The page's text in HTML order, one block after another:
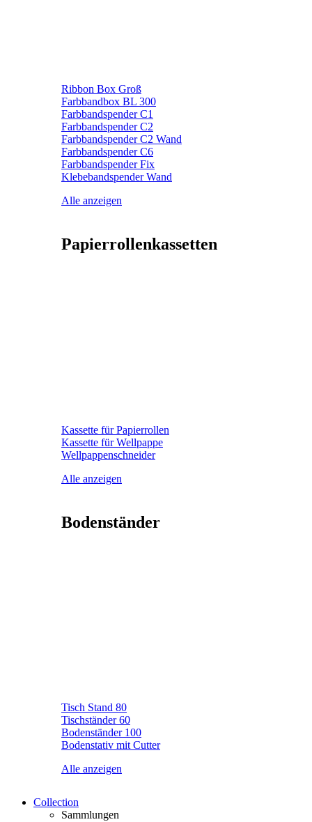
Ribbon Box Groß
Farbbandbox BL 300
Farbbandspender C1
Farbbandspender C2
Farbbandspender C2 Wand
Farbbandspender C6
Farbbandspender Fix
Klebebandspender Wand
Alle anzeigen
Papierrollenkassetten
Kassette für Papierrollen
Kassette für Wellpappe
Wellpappenschneider
Alle anzeigen
Bodenständer
Tisch Stand 80
Tischständer 60
Bodenständer 100
Bodenstativ mit Cutter
Alle anzeigen
Collection
Sammlungen